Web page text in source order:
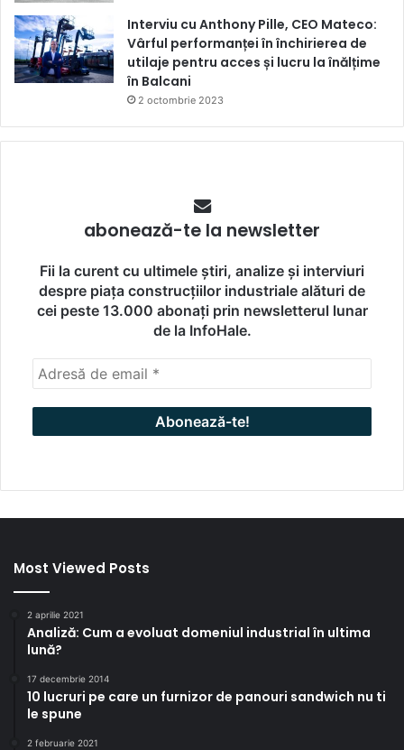
Interviu cu Anthony Pille, CEO Mateco:
Vârful performanței în închirierea de
utilaje pentru acces și lucru la înălțime
în Balcani
2 octombrie 2023
abonează-te la newsletter
Fii la curent cu ultimele știri, analize și interviuri
despre piața construcțiilor industriale alături de
cei peste 13.000 abonați prin newsletterul lunar
de la InfoHale.
Most Viewed Posts
2 aprilie 2021
Analiză: Cum a evoluat domeniul industrial în ultima
lună?
17 decembrie 2014
10 lucruri pe care un furnizor de panouri sandwich nu ti
le spune
2 februarie 2021